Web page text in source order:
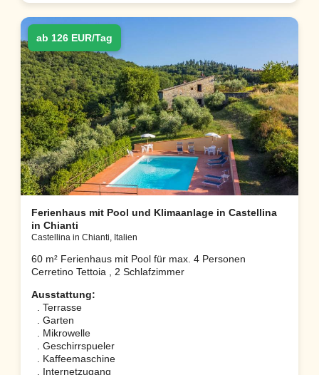
ab 126 EUR/Tag
Ferienhaus mit Pool und Klimaanlage in Castellina
in Chianti
Castellina in Chianti, Italien
60 m² Ferienhaus mit Pool für max. 4 Personen
Cerretino Tettoia , 2 Schlafzimmer
Ausstattung:
. Terrasse
. Garten
. Mikrowelle
. Geschirrspueler
. Kaffeemaschine
. Internetzugang